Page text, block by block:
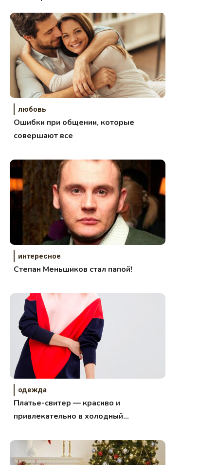
любовь
Ошибки при общении, которые
совершают все
интересное
Степан Меньшиков стал папой!
одежда
Платье-свитер — красиво и
привлекательно в холодный